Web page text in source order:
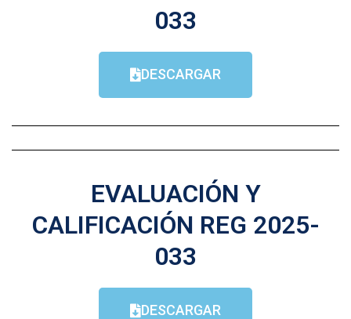
033
DESCARGAR
EVALUACIÓN Y
CALIFICACIÓN REG 2025-
033
DESCARGAR